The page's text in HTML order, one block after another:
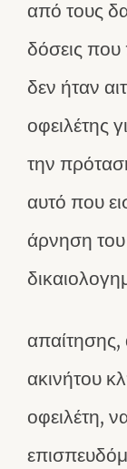
από τους
δόσεις
δεν ήταν
οφειλέτης
την
αυτό που
άρνηση του
απαίτησης,
ακινήτου
οφειλέτη,